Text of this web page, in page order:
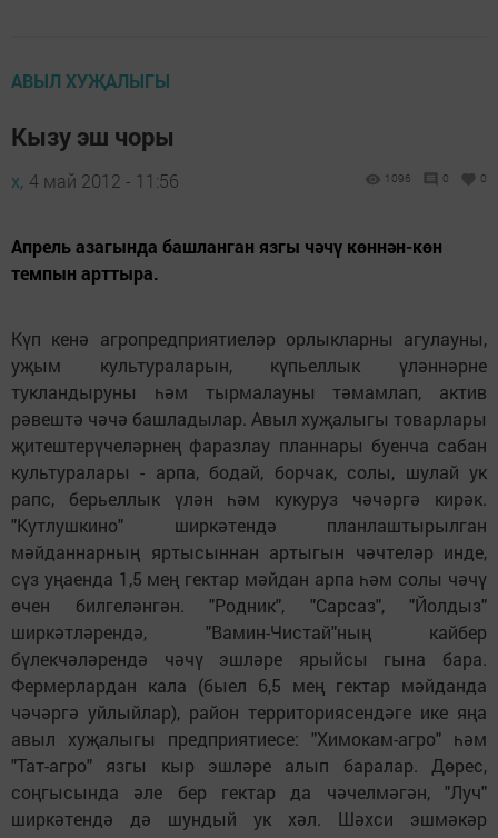
АВЫЛ ХУҖАЛЫГЫ
Кызу эш чоры
х, 4 май 2012 - 11:56 1096 0 0
Апрель азагында башланган язгы чәчү көннән-көн
темпын арттыра.
Күп кенә агропредприятиеләр орлыкларны агулауны,
уҗым культураларын, күпьеллык үләннәрне
тукландыруны һәм тырмалауны тәмамлап, актив
рәвештә чәчә башладылар. Авыл хуҗалыгы товарлары
җитештерүчеләрнең фаразлау планнары буенча сабан
культуралары - арпа, бодай, борчак, солы, шулай ук
рапс, берьеллык үлән һәм кукуруз чәчәргә кирәк.
"Кутлушкино" ширкәтендә планлаштырылган
мәйданнарның яртысыннан артыгын чәчтеләр инде,
сүз уңаенда 1,5 мең гектар мәйдан арпа һәм солы чәчү
өчен билгеләнгән. "Родник", "Сарсаз", "Йолдыз"
ширкәтләрендә, "Вамин-Чистай"ның кайбер
бүлекчәләрендә чәчү эшләре ярыйсы гына бара.
Фермерлардан кала (быел 6,5 мең гектар мәйданда
чәчәргә уйлыйлар), район территориясендәге ике яңа
авыл хуҗалыгы предприятиесе: "Химокам-агро" һәм
"Тат-агро" язгы кыр эшләре алып баралар. Дөрес,
соңгысында әле бер гектар да чәчелмәгән, "Луч"
ширкәтендә дә шундый ук хәл. Шәхси эшмәкәр